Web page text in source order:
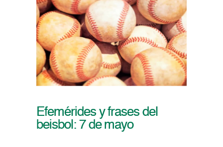
Efemérides y frases del
beisbol: 7 de mayo